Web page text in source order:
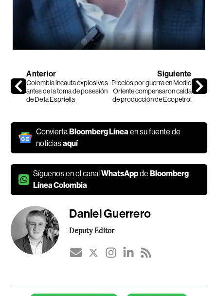
Anterior
Colombia incauta explosivos
antes de la toma de posesión
de De la Espriella
Siguiente
Precios por guerra en Medio
Oriente compensaron caída
de producción de Ecopetrol
ConviertaBloomberg Línea en su fuente de
noticiasaquí
Síguenos en el canalWhatsAppdeBloomberg
Línea Colombia
Daniel Guerrero
Deputy Editor